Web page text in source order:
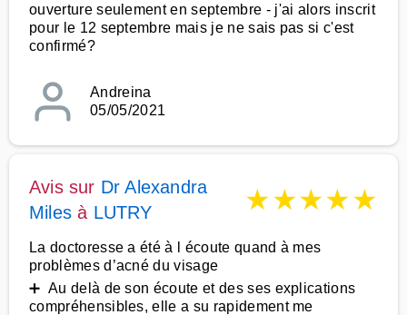
ouverture seulement en septembre - j'ai alors inscrit
pour le 12 septembre mais je ne sais pas si c'est
confirmé?
Andreina
05/05/2021
Avis sur Dr Alexandra
Miles à LUTRY ★★★★★
La doctoresse a été à l écoute quand à mes
problèmes d’acné du visage
➕ Au delà de son écoute et des ses explications
compréhensibles, elle a su rapidement me